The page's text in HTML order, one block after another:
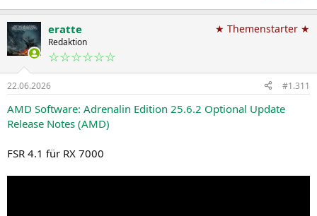
eratte
Redaktion
☆☆☆☆☆☆
★ Themenstarter ★
22.06.2026 #1.311
AMD Software: Adrenalin Edition 25.6.2 Optional Update
Release Notes (AMD)
FSR 4.1 für RX 7000